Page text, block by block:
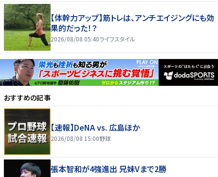
【体幹力アップ】筋トレは、アンチエイジングにも効
果的だった！？
2026/08/08 05:40ライフスタイル
おすすめの記事
【速報】DeNA vs. 広島ほか
2026/08/08 15:00野球
張本智和が4強進出 兄妹Vまで2勝